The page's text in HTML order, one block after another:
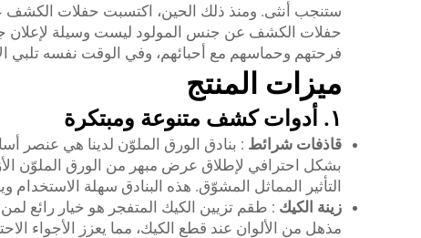
ستنجب أنثى. ومنذ ذلك الحين، اكتسبت حفلات
حفلات الكشف عن جنس المولود ليست وسيلة لإعلان
فرحتهم وحماسهم مع أحبائهم، وفي الوقت نفسه تلبي
ميزات المنتج
١. أدوات كشف متنوعة ومبتكرة
قاذفات شرائط
بشكل احترافي لإطلاق عرض مبهر من الورق الملوّن
التأثير المماثل المشوّق. هذه البنادق سهلة الاستخدام
زينة الكيك : طقم تزيين الكيك المتفجر هو خيار رائع
مذهل من الألوان عند قطع الكيك، مما يعزز الأجواء